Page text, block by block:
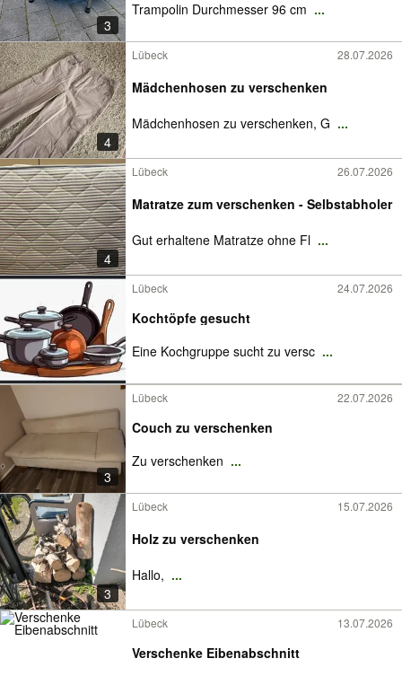
3
Trampolin Durchmesser 96 cm ...
4
Lübeck 28.07.2026
Mädchenhosen zu verschenken
Mädchenhosen zu verschenken, G ...
4
Lübeck 26.07.2026
Matratze zum verschenken - Selbstabholer
Gut erhaltene Matratze ohne Fl ...
Lübeck 24.07.2026
Kochtöpfe gesucht
Eine Kochgruppe sucht zu versc ...
3
Lübeck 22.07.2026
Couch zu verschenken
Zu verschenken ...
3
Lübeck 15.07.2026
Holz zu verschenken
Hallo, ...
Lübeck 13.07.2026
Verschenke Eibenabschnitt